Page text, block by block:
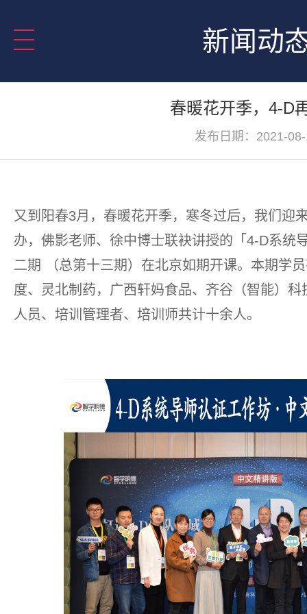
新闻动
春暖花开季，4-D
发布日期：2021-
又到阳春3月，春暖花开季，寒冬过后，我们迎
办，佛影老师、徐中博士联袂讲授的「4-D系统
二期 （总第十三期）在北京如期开课。本期学
度、灵北制药，广西轩妈食品、齐谷（智能）
人员、培训管理者、培训师共计十余人。